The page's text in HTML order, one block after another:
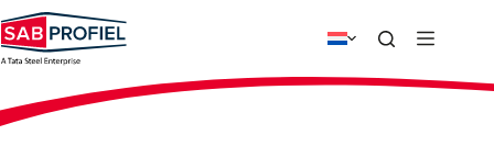
naar
de
inhoud